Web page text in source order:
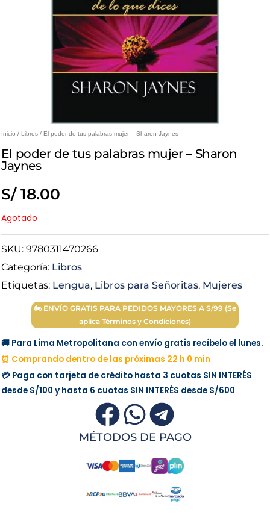
Inicio / Libros / El poder de tus palabras mujer – Sharon Jaynes
El poder de tus palabras mujer – Sharon
Jaynes
S/18.00
Agotado
SKU: 9780311470266
Categoría: Libros
Etiquetas: Lengua, Libros para Señoritas, Mujeres
🏍 ENVÍO GRATIS PARA PEDIDOS MAYORES A S/99 (Se
aplica Términos y Condiciones)
🚚 Para Lima Metropolitana con envío gratis recíbelo el lunes.
⏰ Comprando dentro de las próximas 22 h 0 min
💳 Paga con tarjeta de crédito hasta 3 cuotas SIN INTERÉS
desde S/100 y hasta 6 cuotas SIN INTERÉS desde S/600
MÉTODOS DE PAGO